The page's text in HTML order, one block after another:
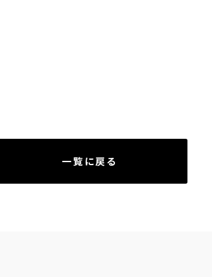
一覧に戻る